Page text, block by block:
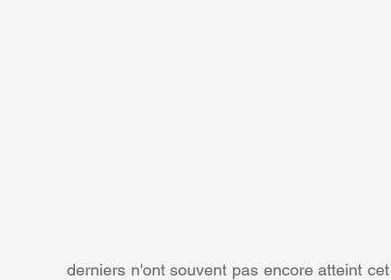
derniers n'ont souvent pas encore atteint